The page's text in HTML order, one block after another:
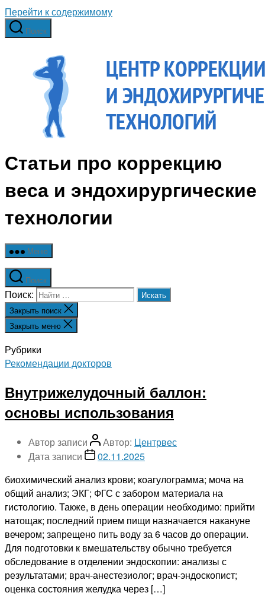
Перейти к содержимому
Поиск
Статьи про коррекцию
веса и эндохирургические
технологии
Меню
Поиск
Поиск:
Закрыть поиск
Закрыть меню
Рубрики
Рекомендации докторов
Внутрижелудочный баллон:
основы использования
Автор записи Автор: Центрвес
Дата записи
02.11.2025
биохимический анализ крови; коагулограмма; моча на
общий анализ; ЭКГ; ФГС с забором материала на
гистологию. Также, в день операции необходимо: прийти
натощак; последний прием пищи назначается накануне
вечером; запрещено пить воду за 6 часов до операции.
Для подготовки к вмешательству обычно требуется
обследование в отделении эндоскопии: анализы с
результатами; врач-анестезиолог; врач-эндоскопист;
оценка состояния желудка через […]